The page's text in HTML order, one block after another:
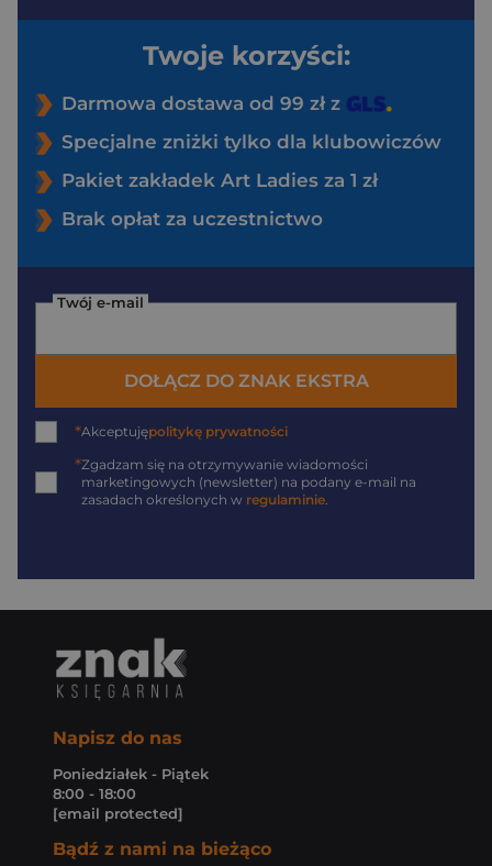
Twoje korzyści:
Darmowa dostawa od 99 zł z
Specjalne zniżki tylko dla klubowiczów
Pakiet zakładek Art Ladies za 1 zł
Brak opłat za uczestnictwo
Twój e-mail
DOŁĄCZ DO ZNAK EKSTRA
*Akceptujępolitykę prywatności
*Zgadzam się na otrzymywanie wiadomości
marketingowych (newsletter) na podany e-mail na
zasadach określonych w regulaminie
Napisz do nas
Poniedziałek - Piątek
8:00 - 18:00
[email protected]
Bądź z nami na bieżąco